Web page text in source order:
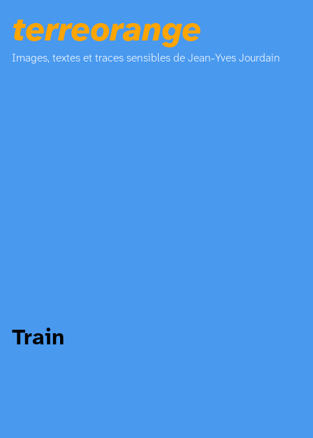
terreorange
Images, textes et traces sensibles de Jean-Yves Jourdain
Train